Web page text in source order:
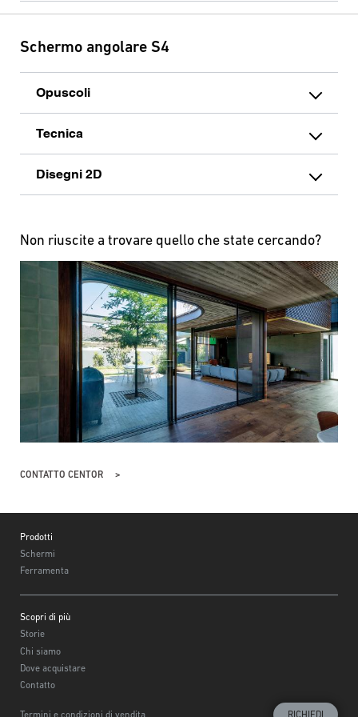
Schermo angolare S4
Opuscoli
Tecnica
Disegni 2D
Non riuscite a trovare quello che state cercando?
CONTATTO CENTOR
Prodotti
Schermi
Ferramenta
Scopri di più
Storie
Chi siamo
Dove acquistare
Contatto
Termini e condizioni di vendita RICHIEDI